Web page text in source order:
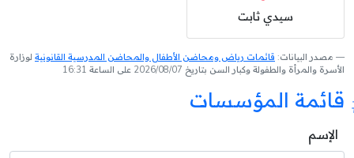
سيدي ثابت
مصدر البيانات: قائمات رياض ومحاضن الأطفال والمحاضن المدرسية القانونية لوزارة
الأسرة والمرأة والطفولة وكبار السن بتاريخ 2026/08/07 على الساعة 16:31
قائمة المؤسسات
الإسم